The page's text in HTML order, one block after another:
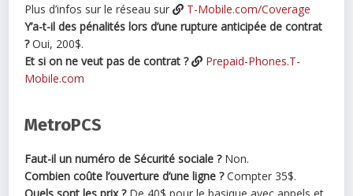
Plus d’infos sur le réseau sur
T-Mobile.com/Coverage
Y’a-t-il des pénalités lors d’une rupture anticipée de contrat
?Oui, 200$.
Et si on ne veut pas de contrat ?
Prepaid-Phones.T-
Mobile.com
MetroPCS
Faut-il un numéro de Sécurité sociale ?Non.
Combien coûte l’ouverture d’une ligne ?Compter 35$.